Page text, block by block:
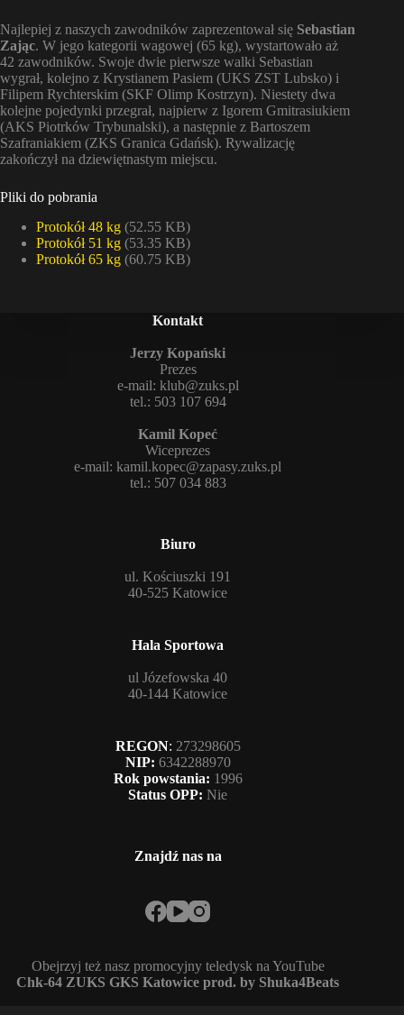
Najlepiej z naszych zawodników zaprezentował się Sebastian
Zając. W jego kategorii wagowej (65 kg), wystartowało aż
42 zawodników. Swoje dwie pierwsze walki Sebastian
wygrał, kolejno z Krystianem Pasiem (UKS ZST Lubsko) i
Filipem Rychterskim (SKF Olimp Kostrzyn). Niestety dwa
kolejne pojedynki przegrał, najpierw z Igorem Gmitrasiukiem
(AKS Piotrków Trybunalski), a następnie z Bartoszem
Szafraniakiem (ZKS Granica Gdańsk). Rywalizację
zakończył na dziewiętnastym miejscu.
Pliki do pobrania
Protokół 48 kg (52.55 KB)
Protokół 51 kg (53.35 KB)
Protokół 65 kg (60.75 KB)
Kontakt
Jerzy Kopański
Prezes
e-mail: klub@zuks.pl
tel.: 503 107 694
Kamil Kopeć
Wiceprezes
e-mail:kamil.kopec@zapasy.zuks.pl
tel.: 507 034 883
Biuro
ul. Kościuszki 191
40-525 Katowice
Hala Sportowa
ul Józefowska 40
40-144 Katowice
REGON: 273298605
NIP: 6342288970
Rok powstania: 1996
Status OPP: Nie
Znajdź nas na
Obejrzyj też nasz promocyjny teledysk na YouTube
Chk-64 ZUKS GKS Katowice prod. by Shuka4Beats